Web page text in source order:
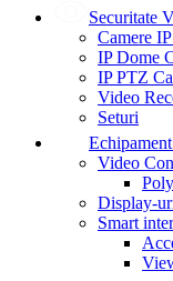
Securitate
Camere
IP Dome
IP PTZ
Video
Seturi
Video
Poly
Display-
Smart